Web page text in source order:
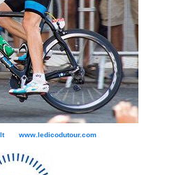
www.ledicodutour.com